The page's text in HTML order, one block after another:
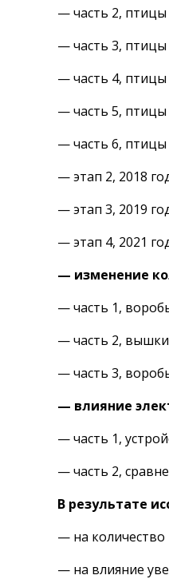
— часть 2,
— часть 3, птицы
— часть 4, птицы
— часть 5,
— часть 6, птицы
— этап 2, 2018
— этап 3, 2019
— этап 4, 2021
— изменение
— часть 1,
— часть 2, вышки
— часть 3,
— влияние
— часть 1,
— часть 2,
В результате
— на
— на влияние